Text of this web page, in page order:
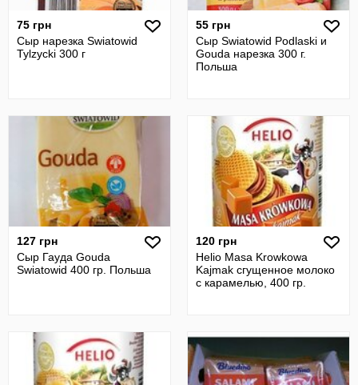
75 грн
Сыр нарезка Swiatowid
Tylzycki 300 г
55 грн
Сыр Swiatowid Podlaski и
Gouda нарезка 300 г.
Польша
127 грн
Сыр Гауда Gouda
Swiatowid 400 гр. Польша
120 грн
Helio Masa Krowkowa
Kajmak сгущенное молоко
с карамелью, 400 гр.